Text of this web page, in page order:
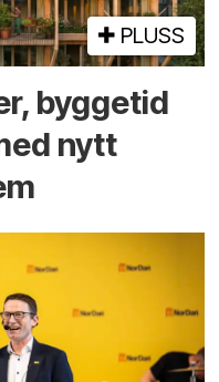
PLUSS
byggetid
nytt